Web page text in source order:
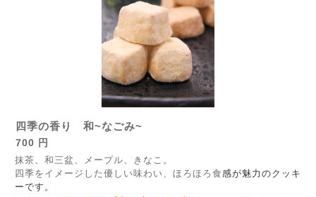
四季の香り 和~なごみ~
700 円
抹茶、和三盆、メープル、きなこ。
四季をイメージした優しい味わい、ほろほろ食感が魅力のクッキ
ーです。